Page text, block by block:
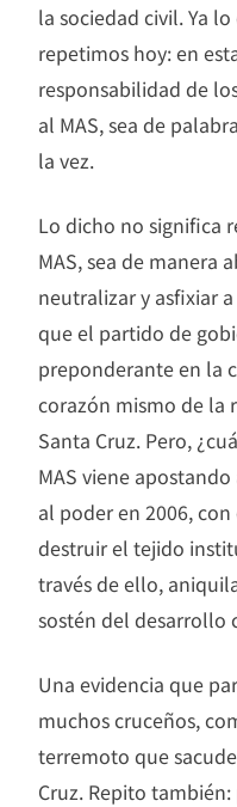
la sociedad civil. Ya
repetimos hoy: en
responsabilidad de
al MAS, sea de
la vez.
Lo dicho no significa
MAS, sea de manera
neutralizar y asfixiar
que el partido de
preponderante en la
corazón mismo de la
Santa Cruz. Pero,
MAS viene
al poder en 2006,
destruir el tejido
través de ello,
sostén del desarrollo
Una evidencia que
muchos cruceños,
terremoto que
Cruz. Repito